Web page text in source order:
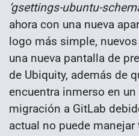
‘gsettings-ubuntu-
ahora con una nueva
logo más simple,
una nueva pantalla de
de Ubiquity, además de
encuentra inmerso en
migración a GitLab
actual no puede